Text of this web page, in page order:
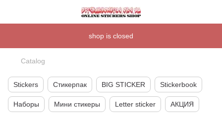
shop is closed
Catalog
Stickers Стикерпак BIG STICKER Stickerbook
Наборы Мини стикеры Letter sticker АКЦИЯ